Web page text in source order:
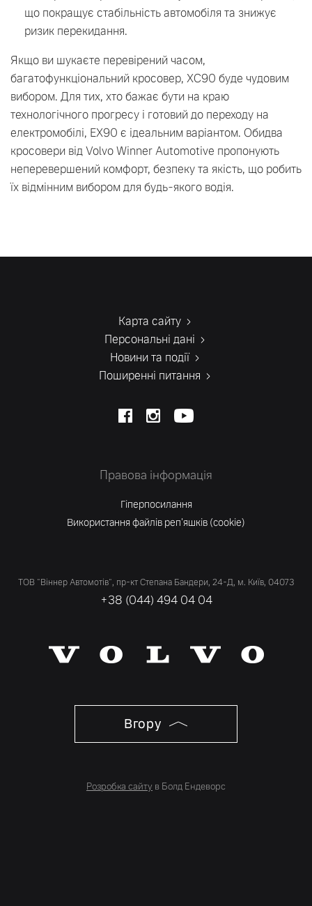
що покращує стабільність автомобіля та знижує
ризик перекидання.
Якщо ви шукаєте перевірений часом,
багатофункціональний кросовер, XC90 буде чудовим
вибором. Для тих, хто бажає бути на краю
технологічного прогресу і готовий до переходу на
електромобілі, EX90 є ідеальним варіантом. Обидва
кросовери від Volvo Winner Automotive пропонують
неперевершений комфорт, безпеку та якість, що робить
їх відмінним вибором для будь-якого водія.
Карта сайту
Персональні дані
Новини та події
Поширенні питання
Правова інформація
Гіперпосилання
Використання файлів реп'яшків (cookie)
ТОВ "Віннер Автомотів", пр-кт Степана Бандери, 24-Д, м. Київ, 04073
+38 (044) 494 04 04
Вгору
Розробка сайту в Болд Ендеворс